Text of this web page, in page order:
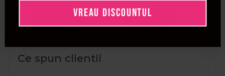
Adauga in cos Adauga in cos
Ce spun clientii
VREAU DISCOUNTUL